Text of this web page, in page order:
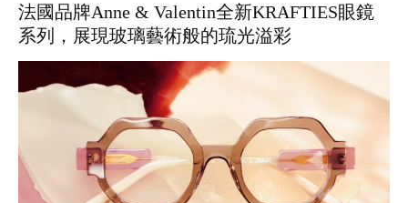
法國品牌Anne & Valentin全新KRAFTIES眼鏡
系列，展現玻璃藝術般的琉光溢彩